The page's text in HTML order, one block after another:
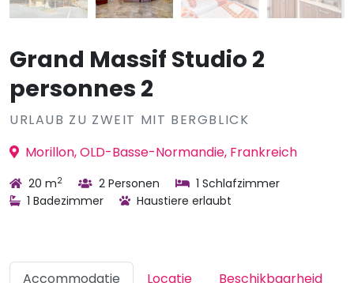
Grand Massif Studio 2
personnes 2
URLAUB ZU ZWEIT MIT BERGBLICK
Morillon, OLD-Basse-Normandie, Frankreich
20 m2 2 Personen
1 Schlafzimmer
1 Badezimmer
Haustiere erlaubt
Accommodatie Locatie Beschikbaarheid